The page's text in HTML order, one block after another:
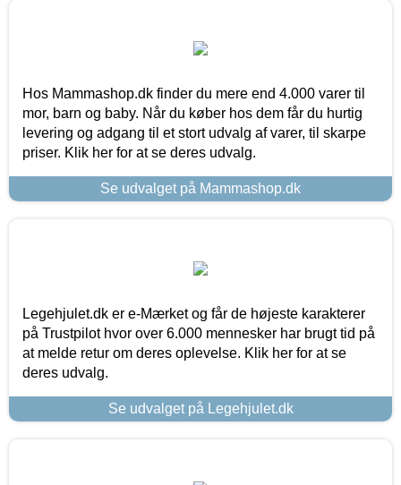
Hos Mammashop.dk finder du mere end 4.000 varer til
mor, barn og baby. Når du køber hos dem får du hurtig
levering og adgang til et stort udvalg af varer, til skarpe
priser. Klik her for at se deres udvalg.
Se udvalget på Mammashop.dk
Legehjulet.dk er e-Mærket og får de højeste karakterer
på Trustpilot hvor over 6.000 mennesker har brugt tid på
at melde retur om deres oplevelse. Klik her for at se
deres udvalg.
Se udvalget på Legehjulet.dk